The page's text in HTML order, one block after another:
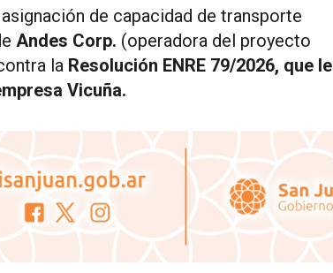
de capacidad de transporte
Andes Corp. (operadora del proyecto
la Resolución ENRE 79/2026, que le
Vicuña.